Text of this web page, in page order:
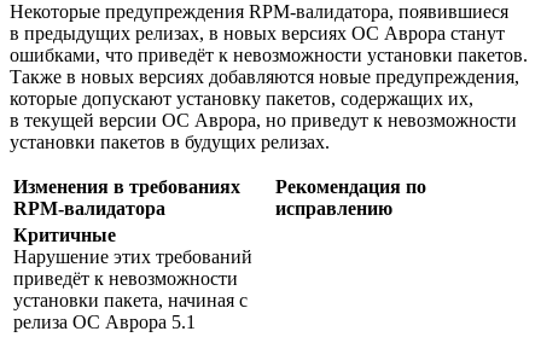
Некоторые предупреждения RPM-валидатора, появившиеся
в предыдущих релизах, в новых версиях ОС Аврора станут
ошибками, что приведёт к невозможности установки пакетов.
Также в новых версиях добавляются новые предупреждения,
которые допускают установку пакетов, содержащих их,
в текущей версии ОС Аврора, но приведут к невозможности
установки пакетов в будущих релизах.
Изменения в требованиях
RPM-валидатора
Рекомендация по
исправлению
Критичные
Нарушение этих требований
приведёт к невозможности
установки пакета, начиная с
релиза ОС Аврора 5.1